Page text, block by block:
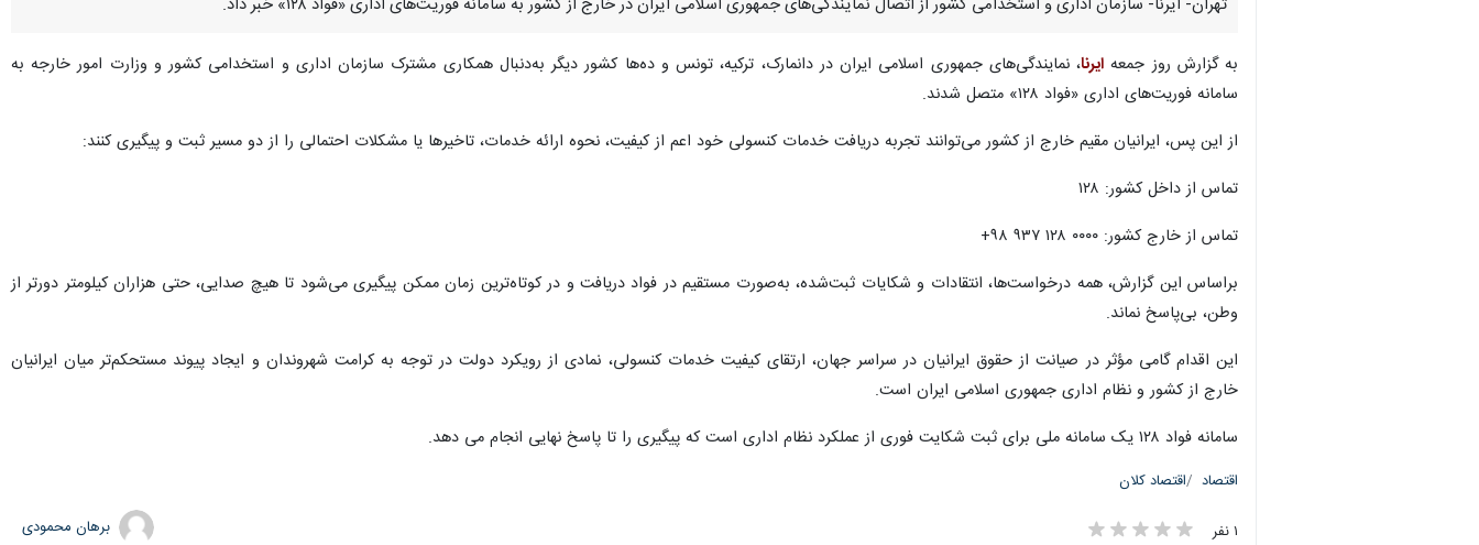
تهران- ایرنا- سازمان اداری و استخدامی کشور از اتصال نمایندگی‌های جمهوری اسلامی ایران در خارج از کشور به سامانه فوریت‌های اداری «فواد ۱۲۸» خبر داد.
به گزارش روز جمعه ایرنا، نمایندگی‌های جمهوری اسلامی ایران در دانمارک، ترکیه، تونس و ده‌ها کشور دیگر به‌دنبال همکاری مشترک سازمان اداری و استخدامی کشور و وزارت امور خارجه به
سامانه فوریت‌های اداری «فواد ۱۲۸» متصل شدند.
از این پس، ایرانیان مقیم خارج از کشور می‌توانند تجربه دریافت خدمات کنسولی خود اعم از کیفیت، نحوه ارائه خدمات، تاخیرها یا مشکلات احتمالی را از دو مسیر ثبت و پیگیری کنند:
تماس از داخل کشور: ۱۲۸
تماس از خارج کشور: ‎+۹۸ ۹۳۷ ۱۲۸ ۰۰۰۰
براساس این گزارش، همه درخواست‌ها، انتقادات و شکایات ثبت‌شده، به‌صورت مستقیم در فواد دریافت و در کوتاه‌ترین زمان ممکن پیگیری می‌شود تا هیچ صدایی، حتی هزاران کیلومتر دورتر از
وطن، بی‌پاسخ نماند.
این اقدام گامی مؤثر در صیانت از حقوق ایرانیان در سراسر جهان، ارتقای کیفیت خدمات کنسولی، نمادی از رویکرد دولت در توجه به کرامت شهروندان و ایجاد پیوند مستحکم‌تر میان ایرانیان
خارج از کشور و نظام اداری جمهوری اسلامی ایران است.
سامانه فواد ۱۲۸ یک سامانه ملی برای ثبت شکایت فوری از عملکرد نظام اداری است که پیگیری را تا پاسخ نهایی انجام می دهد.
اقتصاد اقتصاد کلان
۱ نفر برهان محمودی